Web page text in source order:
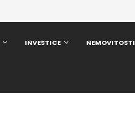
INVESTICE NEMOVITOSTI